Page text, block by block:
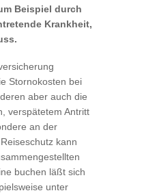
Beispiel durch
Krankheit,
Stornokosten bei
aber auch die
verspätetem Antritt
an der
kann
buchen läßt sich
unter